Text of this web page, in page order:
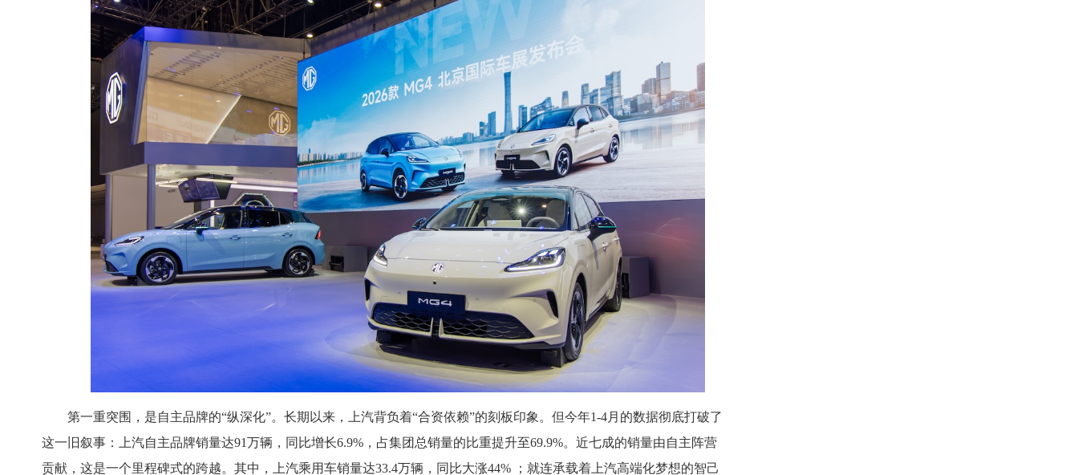
第一重突围，是自主品牌的“纵深化”。长期以来，上汽背负着“合资依赖”的刻板印象。但今年1-4月的数据彻底打破了
这一旧叙事：上汽自主品牌销量达91万辆，同比增长6.9%，占集团总销量的比重提升至69.9%。近七成的销量由自主阵营
贡献，这是一个里程碑式的跨越。其中，上汽乘用车销量达33.4万辆，同比大涨44% ；就连承载着上汽高端化梦想的智己